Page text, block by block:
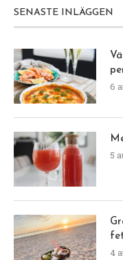
SENASTE INLÄGGEN
6
5
4